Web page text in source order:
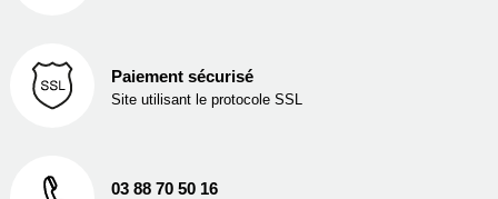
Paiement sécurisé
Site utilisant le protocole SSL
03 88 70 50 16